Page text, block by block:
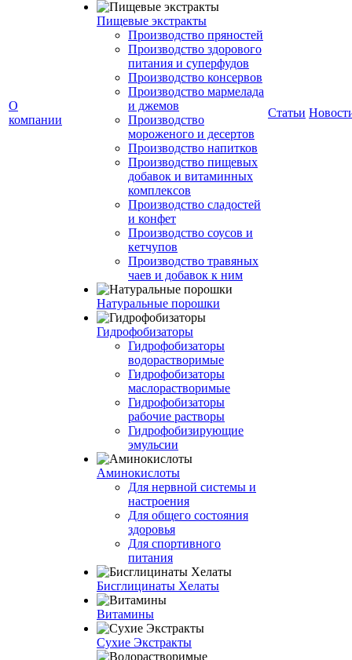
О
компании
Пищевые экстракты
Производство пряностей
Производство здорового
питания и суперфудов
Производство консервов
Производство мармелада
и джемов
Производство
мороженого и десертов
Производство напитков
Производство пищевых
добавок и витаминных
комплексов
Производство сладостей
и конфет
Производство соусов и
кетчупов
Производство травяных
чаев и добавок к ним
Натуральные порошки
Гидрофобизаторы
Гидрофобизаторы
водорастворимые
Гидрофобизаторы
маслорастворимые
Гидрофобизаторы
рабочие растворы
Гидрофобизирующие
эмульсии
Аминокислоты
Для нервной системы и
настроения
Для общего состояния
здоровья
Для спортивного
питания
Бисглицинаты Хелаты
Витамины
Сухие Экстракты
Статьи